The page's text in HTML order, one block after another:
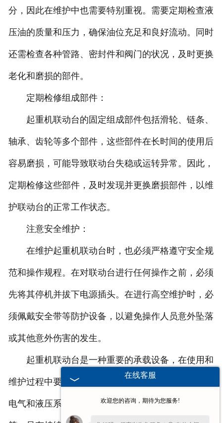
分，因此在维护中也需要特别重视。需要定期检查液
压油的质量和压力，确保油位充足和良好流动。同时
还需检查各种管路、密封件和阀门的状况，及时更换
老化和磨损的部件。
定期检修组成部件：
起重机联动台的固定组成部件包括滑轮、链条、
轴承、齿轮等多个部件，这些部件在长时间的使用后
容易磨损，可能导致联动台失稳或运转异常。因此，
定期检修这些部件，及时发现并更换磨损部件，以维
护联动台的正常工作状态。
注意安全维护：
在维护起重机联动台时，也必须严格遵守安全规
范和操作规程。在对联动台进行任何操作之前，必须
先将其停机并拔下电源插头。在进行高空维护时，必
须佩戴安全带等防护设备，以避免操作人员意外坠落
或其他意外伤害的发生。
起重机联动台是一种重要的承载设备，在使用和
维护过程中要注意多个方面，包括清洁和润滑、检查
电气和液压系统、检修组成部件以及注意安全维护
在线客服
欢迎您的咨询，期待为您服务!